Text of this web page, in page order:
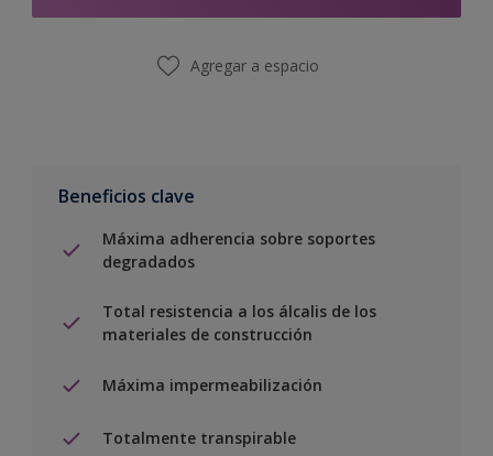
Agregar a espacio
Beneficios clave
Máxima adherencia sobre soportes
degradados
Total resistencia a los álcalis de los
materiales de construcción
Máxima impermeabilización
Totalmente transpirable